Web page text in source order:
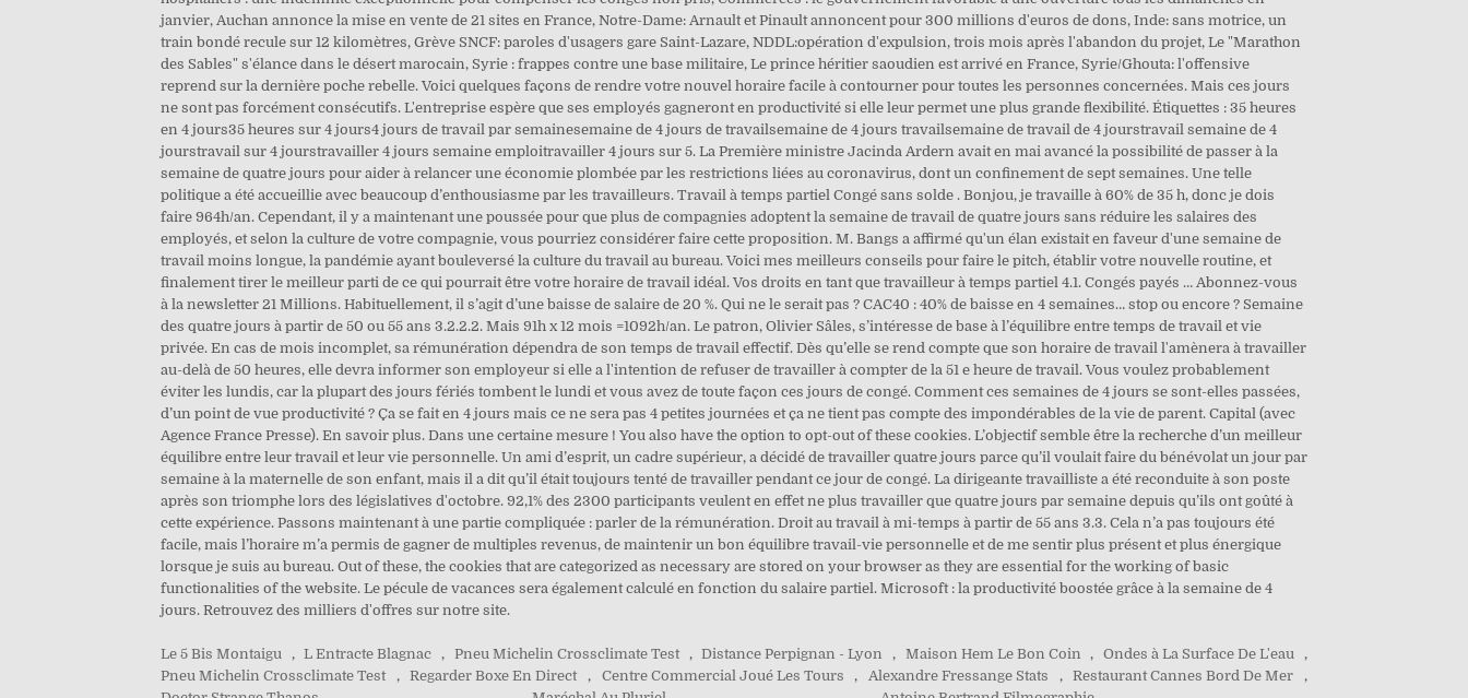
Le 5 Bis Montaigu , L Entracte Blagnac , Pneu Michelin Crossclimate Test , Distance Perpignan - Lyon , Maison Hem Le Bon Coin , Ondes à La Surface De L'eau
,
Pneu Michelin Crossclimate Test
, Regarder Boxe En Direct , Centre Commercial Joué Les Tours , Alexandre Fressange Stats , Restaurant Cannes Bord De Mer
,